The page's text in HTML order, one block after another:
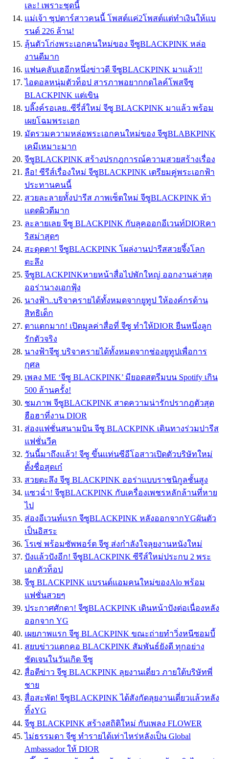
เละ! เพราะชุดนี้
เเม่เจ้า ซุปตาร์สาวคนนี้ โพสต์เเค่2โพสต์เเต่ทำเงินให้เเบ
รนด์ 226 ล้าน!
ลุ้นตัวโก่งพระเอกคนใหม่ของ จีซูBLACKPINK หล่อ
งานดีมาก
แฟนคลับเฮอีกหนึ่งข่าวดี จีซูBLACKPINK มาแล้ว!!
ไอดอลหนุ่มตัวท็อป สารภาพอยากกดไลค์โพสจีซู
BLACKPINK แต่เขิน
บลิ๊งค์รอเลย..ซีรี่ส์ใหม่ จีซู BLACKPINK มาแล้ว พร้อม
เผยโฉมพระเอก
มัดรวมความหล่อพระเอกคนใหม่ของ จีซูBLABKPINK
เคมีเหมาะมาก
จีซูBLACKPINK สร้างปรกฎการณ์ความสวยสร้างเรื่อง
ลือ! ซีรีส์เรื่องใหม่ จีซูBLACKPINK เตรียมคู่พระเอกฟ้า
ประทานคนนี้
สวยละลายทั้งปารีส ภาพเซ็ตใหม่ จีซูBLACKPINK ท้า
เเดดผิวดีมาก
ละลายเลย จีซู BLACKPINK กับลุคออกอีเวนท์DIORคา
ริสม่าสุดๆ
สะดุดตา! จีซูBLACKPINK โผล่งานปารีสสวยจึ้งโลก
ตะลึง
จีซูBLACKPINKหายหน้าสื่อไปพักใหญ่ ออกงานล่าสุด
ออร่านางเอกฟุ้ง
นางฟ้า..บริจาครายได้ทั้งหมดจากยูทูป ให้องค์กรด้าน
สิทธิเด็ก
ตาเเตกมาก! เปิดมูลค่าสื่อที่ จีซู ทำให้DIOR ยืนหนึ่งลูก
รักตัวจริง
นางฟ้าจีซู บริจาครายได้ทั้งหมดจากช่องยูทูปเพื่อการ
กุศล
เพลง ME ‘จีซู BLACKPINK’ มียอดสตรีมบน Spotify เกิน
500 ล้านครั้ง!
ชมภาพ จีซูBLACKPINK สาดความน่ารักปรากฎตัวสุด
ฮือฮาที่งาน DIOR
ส่องแฟชั่นสนามบิน จีซู BLACKPINK เดินทางร่วมปารีส
แฟชั่นวีค
วันนี้มาถึงเเล้ว! จีซู ขึ้นเเท่นซีอีโอสาวเปิดตัวบริษัทใหม่
ตั้งชื่อสุดเก๋
สวยตะลึง จีซู BLACKPINK ออร่าแบบราชนิกูลชั้นสูง
เเซวฉ่ำ! จีซูBLACKPINK กับเครื่องเพชรหลักล้านที่หาย
ไป
ส่องอีเวนท์เเรก จีซูBLACKPINK หลังออกจากYGผันตัว
เป็นอิสระ
โรเซ่ พร้อมซัพพอร์ต จีซู ส่งกำลังใจลุยงานหนังใหม่
ปังเเล้วปังอีก! จีซูBLACKPINK ซีรีส์ใหม่ประกบ 2 พระ
เอกตัวท็อป
จีซู BLACKPINK แบรนด์แอมคนใหม่ของAlo พร้อม
แฟชั่นสวยๆ
ประกาศศักดา! จีซูBLACKPINK เดินหน้าปังต่อเนื่องหลัง
ออกจาก YG
เผยภาพแรก จีซู BLACKPINK ขณะถ่ายทำวิ่งหนีซอมบี้
สยบข่าวแตกคอ BLACKPINK สัมพันธ์ยังดี ทุกอย่าง
ชัดเจนในวันเกิด จีซู
สื่อตีข่าว จีซู BLACKPINK ลุยงานเดี่ยว ภายใต้บริษัทพี่
ชาย
สื่อสะพัด! จีซูBLACKPINK ได้สังกัดลุยงานเดี่ยวแล้วหลัง
ทิ้งYG
จีซู BLACKPINK สร้างสถิติใหม่ กับเพลง FLOWER
ไม่ธรรมดา จีซู ทำรายได้เท่าไหร่หลังเป็น Global
Ambassador ให้ DIOR